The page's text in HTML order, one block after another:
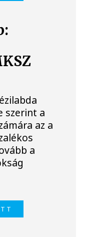
szerint a
az a
a